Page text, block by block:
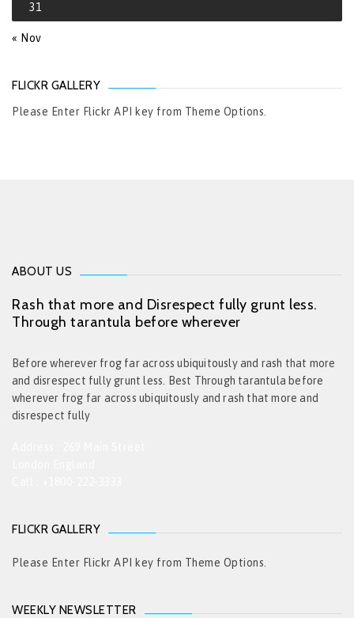
31
« Nov
FLICKR GALLERY
Please Enter Flickr API key from Theme Options.
ABOUT US
Rash that more and Disrespect fully grunt less.
Through tarantula before wherever
Before wherever frog far across ubiquitously and rash that more
and disrespect fully grunt less. Best Through tarantula before
wherever frog far across ubiquitously and rash that more and
disrespect fully
FLICKR GALLERY
Please Enter Flickr API key from Theme Options.
WEEKLY NEWSLETTER